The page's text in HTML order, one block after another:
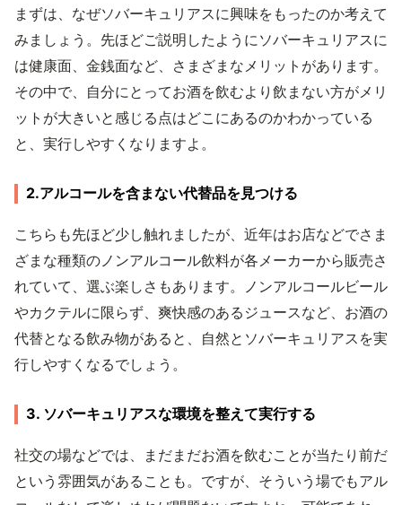
まずは、なぜソバーキュリアスに興味をもったのか考えて
みましょう。先ほどご説明したようにソバーキュリアスに
は健康面、金銭面など、さまざまなメリットがあります。
その中で、自分にとってお酒を飲むより飲まない方がメリ
ットが大きいと感じる点はどこにあるのかわかっている
と、実行しやすくなりますよ。
2.アルコールを含まない代替品を見つける
こちらも先ほど少し触れましたが、近年はお店などでさま
ざまな種類のノンアルコール飲料が各メーカーから販売さ
れていて、選ぶ楽しさもあります。ノンアルコールビール
やカクテルに限らず、爽快感のあるジュースなど、お酒の
代替となる飲み物があると、自然とソバーキュリアスを実
行しやすくなるでしょう。
3. ソバーキュリアスな環境を整えて実行する
社交の場などでは、まだまだお酒を飲むことが当たり前だ
という雰囲気があることも。ですが、そういう場でもアル